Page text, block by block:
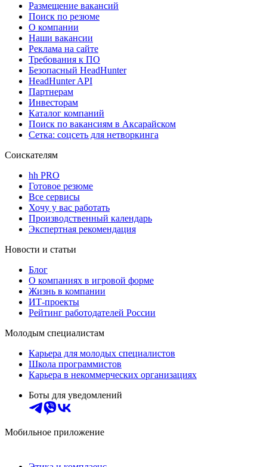
Размещение вакансий
Поиск по резюме
О компании
Наши вакансии
Реклама на сайте
Требования к ПО
Безопасный HeadHunter
HeadHunter API
Партнерам
Инвесторам
Каталог компаний
Поиск по вакансиям в Аксарайском
Сетка: соцсеть для нетворкинга
Соискателям
hh PRO
Готовое резюме
Все сервисы
Хочу у вас работать
Производственный календарь
Экспертная рекомендация
Новости и статьи
Блог
О компаниях в игровой форме
Жизнь в компании
ИТ-проекты
Рейтинг работодателей России
Молодым специалистам
Карьера для молодых специалистов
Школа программистов
Карьера в некоммерческих организациях
Боты для уведомлений
Мобильное приложение